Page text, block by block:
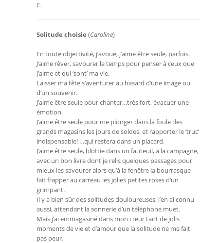
C.
Solitude choisie (Caroline)
En toute objectivité, j’avoue, j’aime être seule, parfois.
J’aime rêver, savourer le temps pour penser à ceux que
j’aime et qui ‘sont’ ma vie.
Laisser ma tête s’aventurer au hasard d’une image ou
d’un souvenir.
J’aime être seule pour chanter…très fort, évacuer une
émotion.
J’aime être seule pour me plonger dans la foule des
grands magasins les jours de soldes, et rapporter le ‘truc’
indispensable! …qui restera dans un placard.
J’aime être seule, blottie dans un fauteuil, à la campagne,
avec un bon livre dont je relis quelques passages pour
mieux les savourer alors qu’à la fenêtre la bourrasque
fait frapper au carreau les jolies petites roses d’un
grimpant.
Il y a bien sûr des solitudes douloureuses, j’en ai connu
aussi, attendant la sonnerie d’un téléphone muet.
Mais j’ai emmagasiné dans mon cœur tant de jolis
moments de vie et d’amour que la solitude ne me fait
pas peur.